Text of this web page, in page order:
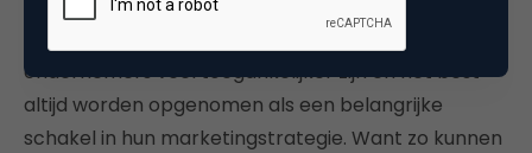
ondernemers veel toegankelijker zijn en het best
altijd worden opgenomen als een belangrijke
schakel in hun marketingstrategie. Want zo kunnen